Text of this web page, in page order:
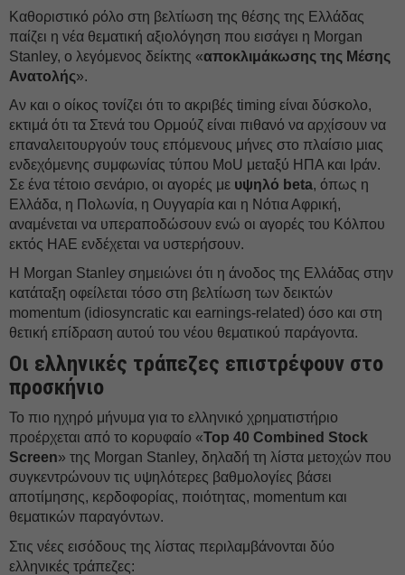
Καθοριστικό ρόλο στη βελτίωση της θέσης της Ελλάδας
παίζει η νέα θεματική αξιολόγηση που εισάγει η Morgan
Stanley, ο λεγόμενος δείκτης «αποκλιμάκωσης της Μέσης
Ανατολής».
Αν και ο οίκος τονίζει ότι το ακριβές timing είναι δύσκολο,
εκτιμά ότι τα Στενά του Ορμούζ είναι πιθανό να αρχίσουν να
επαναλειτουργούν τους επόμενους μήνες στο πλαίσιο μιας
ενδεχόμενης συμφωνίας τύπου MoU μεταξύ ΗΠΑ και Ιράν.
Σε ένα τέτοιο σενάριο, οι αγορές με υψηλό beta, όπως η
Ελλάδα, η Πολωνία, η Ουγγαρία και η Νότια Αφρική,
αναμένεται να υπεραποδώσουν ενώ οι αγορές του Κόλπου
εκτός ΗΑΕ ενδέχεται να υστερήσουν.
Η Morgan Stanley σημειώνει ότι η άνοδος της Ελλάδας στην
κατάταξη οφείλεται τόσο στη βελτίωση των δεικτών
momentum (idiosyncratic και earnings-related) όσο και στη
θετική επίδραση αυτού του νέου θεματικού παράγοντα.
Οι ελληνικές τράπεζες επιστρέφουν στο
προσκήνιο
Το πιο ηχηρό μήνυμα για το ελληνικό χρηματιστήριο
προέρχεται από το κορυφαίο «Top 40 Combined Stock
Screen» της Morgan Stanley, δηλαδή τη λίστα μετοχών που
συγκεντρώνουν τις υψηλότερες βαθμολογίες βάσει
αποτίμησης, κερδοφορίας, ποιότητας, momentum και
θεματικών παραγόντων.
Στις νέες εισόδους της λίστας περιλαμβάνονται δύο
ελληνικές τράπεζες: